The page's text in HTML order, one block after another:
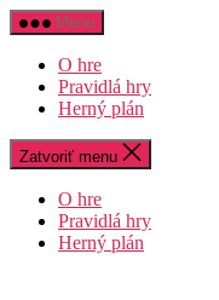
Preskočiť
na
obsah
Menu
O hre
Pravidlá hry
Herný plán
Zatvoriť menu
O hre
Pravidlá hry
Herný plán